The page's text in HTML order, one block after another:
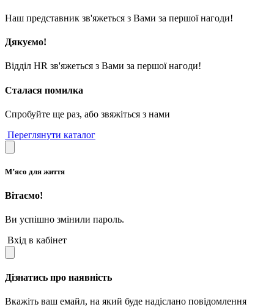
Наш представник зв'яжеться з Вами за першої нагоди!
Дякуємо!
Відділ HR зв'яжеться з Вами за першої нагоди!
Сталася помилка
Спробуйте ще раз, або звяжіться з нами
Переглянути каталог
М’ясо для життя
Вітаємо!
Ви успішно змінили пароль.
Вхід в кабінет
Дізнатись про наявність
Вкажіть ваш емайл, на який буде надіслано повідомлення